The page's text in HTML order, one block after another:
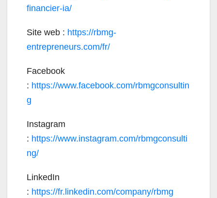
financier-ia/
Site web : https://rbmg-
entrepreneurs.com/fr/
Facebook
: https://www.facebook.com/rbmgconsultin
g
Instagram
: https://www.instagram.com/rbmgconsulti
ng/
LinkedIn
: https://fr.linkedin.com/company/rbmg